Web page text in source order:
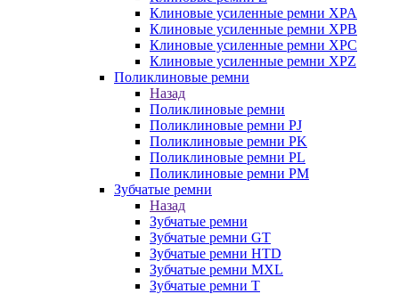
Клиновые усиленные ремни XPA
Клиновые усиленные ремни XPB
Клиновые усиленные ремни XPC
Клиновые усиленные ремни XPZ
Поликлиновые ремни
Назад
Поликлиновые ремни
Поликлиновые ремни PJ
Поликлиновые ремни PK
Поликлиновые ремни PL
Поликлиновые ремни PM
Зубчатые ремни
Назад
Зубчатые ремни
Зубчатые ремни GT
Зубчатые ремни HTD
Зубчатые ремни MXL
Зубчатые ремни Т